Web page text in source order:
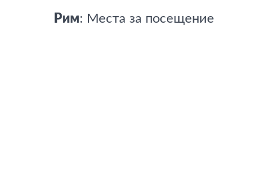
Рим: Места за посещение